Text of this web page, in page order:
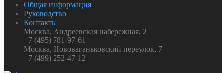
Общая информация
Руководство
Контакты
Москва, Андреевская набережная, 2
+7 (495) 781-97-61
Москва, Нововаганьковский переулок, 7
+7 (499) 252-47-12